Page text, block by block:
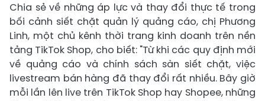
Chia sẻ về những áp lực và thay đổi thực tế trong
bối cảnh siết chặt quản lý quảng cáo, chị Phương
Linh, một chủ kênh thời trang kinh doanh trên nền
tảng TikTok Shop, cho biết: "Từ khi các quy định mới
về quảng cáo và chính sách sàn siết chặt, việc
livestream bán hàng đã thay đổi rất nhiều. Bây giờ
mỗi lần lên live trên TikTok Shop hay Shopee, những